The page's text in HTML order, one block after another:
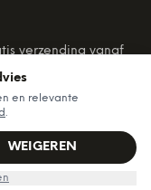
IN WINKELWAGEN
verzending vanaf
en relevante
.
WEIGEREN